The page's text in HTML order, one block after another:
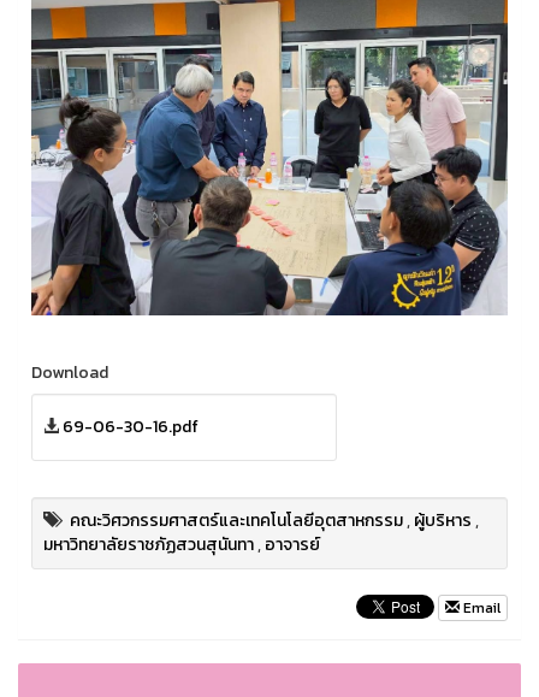
Download
69-06-30-16.pdf
คณะวิศวกรรมศาสตร์และเทคโนโลยีอุตสาหกรรม,ผู้บริหาร,
มหาวิทยาลัยราชภัฏสวนสุนันทา,อาจารย์
Email